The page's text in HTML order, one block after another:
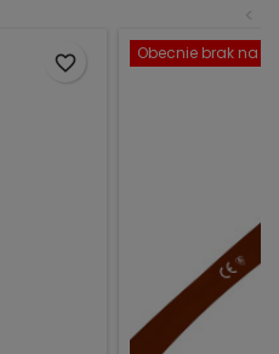
<
favorite_border Obecnie brak na